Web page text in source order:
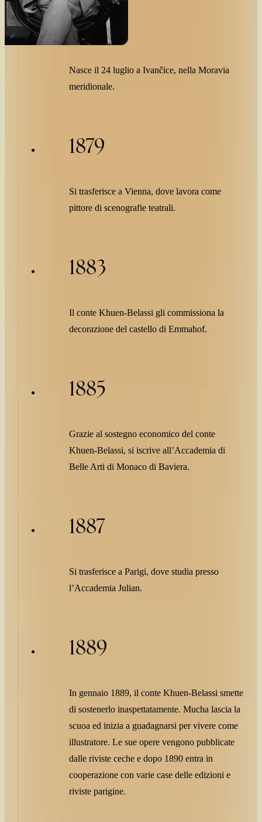
Mucha
1860
Nasce il 24 luglio a Ivančice, nella Moravia
meridionale.
1879
Si trasferisce a Vienna, dove lavora come
pittore di scenografie teatrali.
1883
Il conte Khuen-Belassi gli commissiona la
decorazione del castello di Emmahof.
1885
Grazie al sostegno economico del conte
Khuen-Belassi, si iscrive all’Accademia di
Belle Arti di Monaco di Baviera.
1887
Si trasferisce a Parigi, dove studia presso
l’Accademia Julian.
1889
In gennaio 1889, il conte Khuen-Belassi smette
di sostenerlo inaspettatamente. Mucha lascia la
scuoa ed inizia a guadagnarsi per vivere come
illustratore. Le sue opere vengono pubblicate
dalle riviste ceche e dopo 1890 entra in
cooperazione con varie case delle edizioni e
riviste parigine.